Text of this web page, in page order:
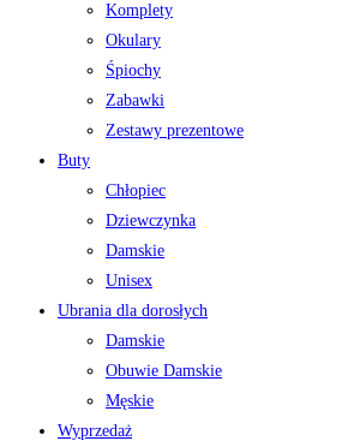
Komplety
Okulary
Śpiochy
Zabawki
Zestawy prezentowe
Buty
Chłopiec
Dziewczynka
Damskie
Unisex
Ubrania dla dorosłych
Damskie
Obuwie Damskie
Męskie
Wyprzedaż